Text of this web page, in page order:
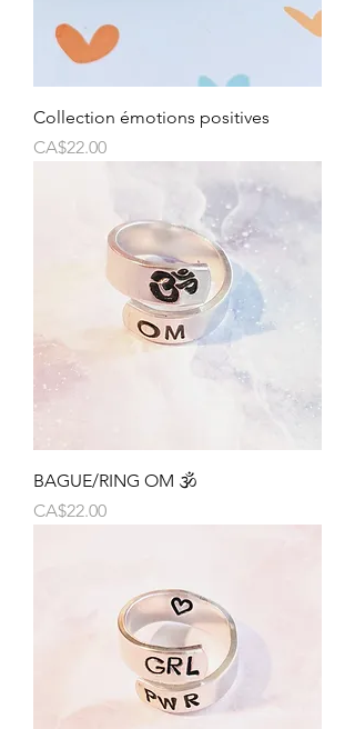
Collection émotions positives
Price
CA$22.00
BAGUE/RING OM 🕉️
Price
CA$22.00